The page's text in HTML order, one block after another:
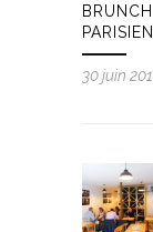
30 juin